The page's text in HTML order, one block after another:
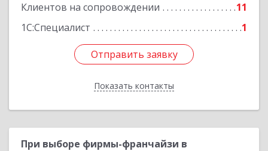
Клиентов на сопровождении
11
1С:Специалист
1
Отправить заявку
Показать контакты
Отправить заявку
Назад
При выборе фирмы-франчайзи в